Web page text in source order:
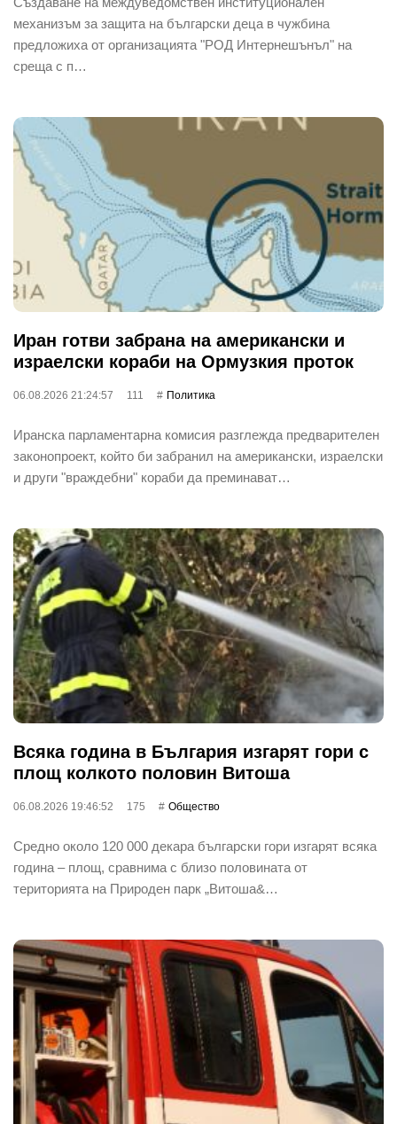
механизъм за защита на български деца в чужбина
предложиха от организацията "РОД Интернешънъл" на
среща с п…
Иран готви забрана на американски и
израелски кораби на Ормузкия проток
06.08.2026 21:24:57 111 Политика
Иранска парламентарна комисия разглежда предварителен
законопроект, който би забранил на американски, израелски
и други "враждебни" кораби да преминават…
Всяка година в България изгарят гори с
площ колкото половин Витоша
06.08.2026 19:46:52 175 Общество
Средно около 120 000 декара български гори изгарят всяка
година – площ, сравнима с близо половината от
територията на Природен парк „Витоша&…